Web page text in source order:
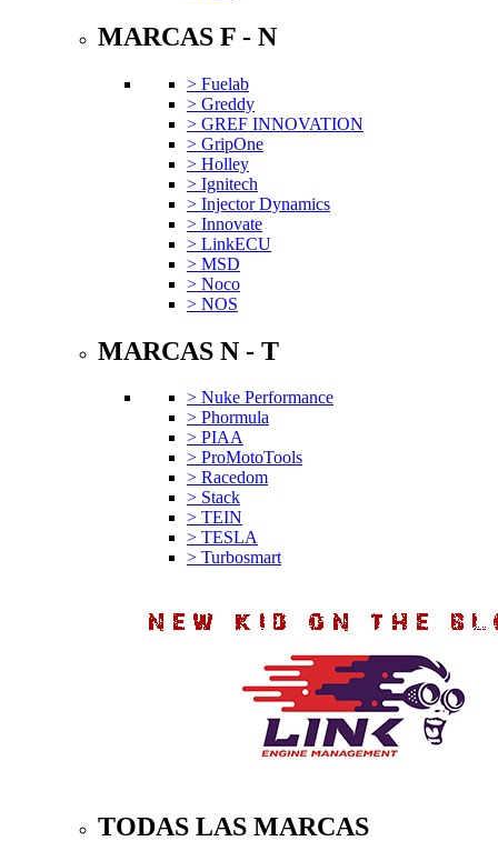
MARCAS F - N
> Fuelab
> Greddy
> GREF INNOVATION
> GripOne
> Holley
> Ignitech
> Injector Dynamics
> Innovate
> LinkECU
> MSD
> Noco
> NOS
MARCAS N - T
> Nuke Performance
> Phormula
> PIAA
> ProMotoTools
> Racedom
> Stack
> TEIN
> TESLA
> Turbosmart
TODAS LAS MARCAS